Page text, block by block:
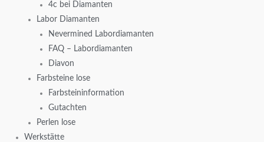
4c bei Diamanten
Labor Diamanten
Nevermined Labordiamanten
FAQ – Labordiamanten
Diavon
Farbsteine lose
Farbsteininformation
Gutachten
Perlen lose
Werkstätte